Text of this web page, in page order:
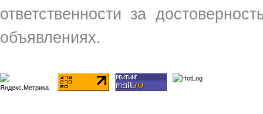
ответственности за
объявлениях.